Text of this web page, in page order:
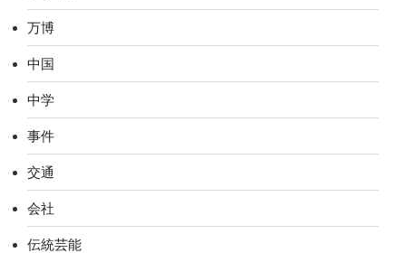
万博
中国
中学
事件
交通
会社
伝統芸能